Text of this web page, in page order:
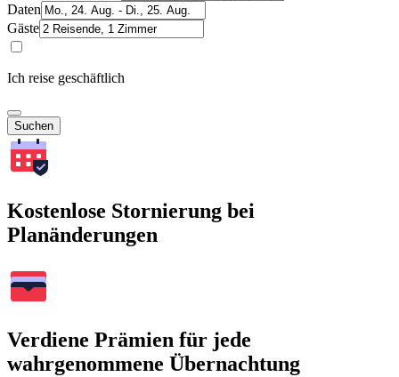
Daten
Gäste
Ich reise geschäftlich
Suchen
Kostenlose Stornierung bei
Planänderungen
Verdiene Prämien für jede
wahrgenommene Übernachtung